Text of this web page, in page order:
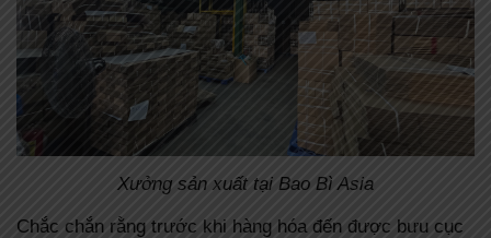
Xưởng sản xuất tại Bao Bì Asia
Chắc chắn rằng trước khi hàng hóa đến được bưu cục